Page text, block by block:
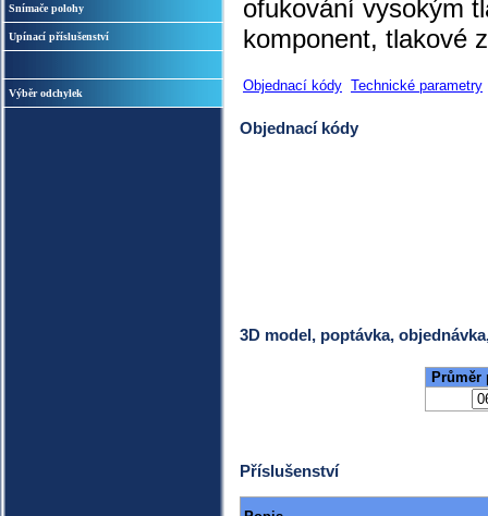
Snímače polohy
Upínací příslušenství
Výběr odchylek
ofukování vysokým
komponent, tlakové
Objednací kódy Technické parametry
Objednací kódy
3D model, poptávka,
Průměr
Příslušenství